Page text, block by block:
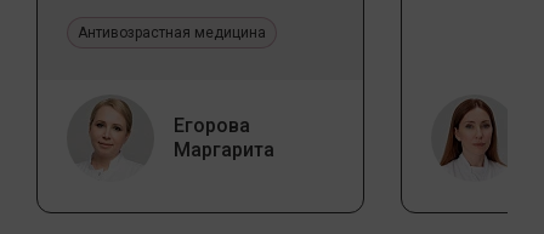
эстетической медицине
Антивозрастная медицина
Егорова
Маргарита